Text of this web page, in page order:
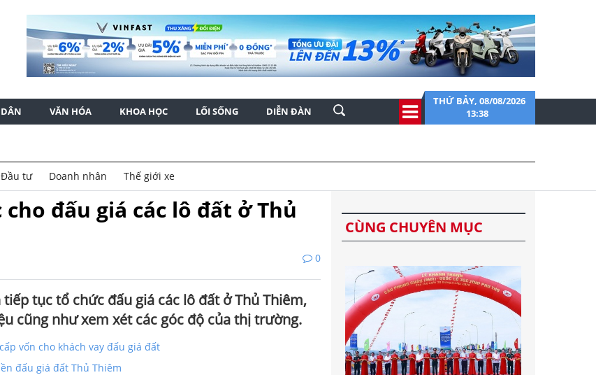
VĂN HÓA KHOA HỌC LỐI SỐNG DIỄN ĐÀN
THỨ BẢY, 08/08/2026
13:38
tư Doanh nhân Thế giới xe
đấu giá các lô đất ở Thủ
0
tục tổ chức đấu giá các lô đất ở Thủ Thiêm,
cũng như xem xét các góc độ của thị trường.
vốn cho khách vay đấu giá đất
đấu giá đất Thủ Thiêm
CÙNG CHUYÊN MỤC